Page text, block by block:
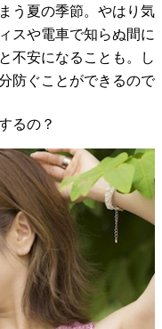
う夏の季節。やはり気
スや電車で知らぬ間に
不安になることも。し
防ぐことができるので
るの？